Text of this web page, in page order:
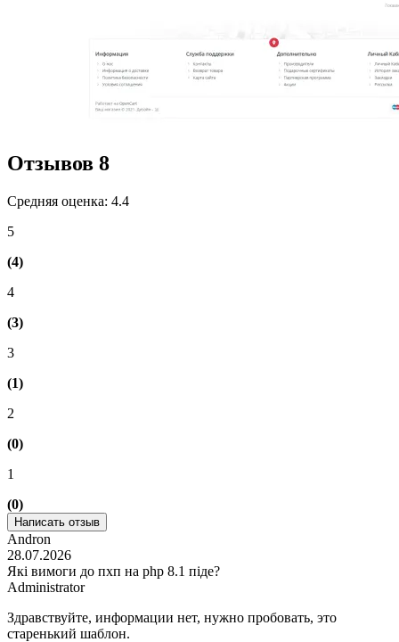
Отзывов 8
Средняя оценка: 4.4
5
(4)
4
(3)
3
(1)
2
(0)
1
(0)
Написать отзыв
Andron
28.07.2026
Які вимоги до пхп на php 8.1 піде?
Administrator
Здравствуйте, информации нет, нужно пробовать, это
старенький шаблон.